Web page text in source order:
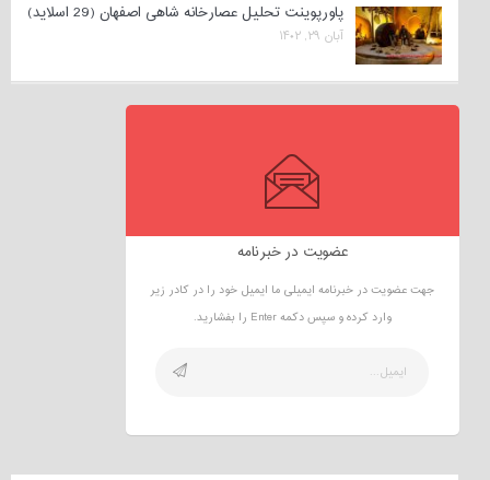
پاورپوینت تحلیل عصارخانه شاهی اصفهان (29 اسلاید)
آبان ۲۹, ۱۴۰۲
عضویت در خبرنامه
جهت عضویت در خبرنامه ایمیلی ما ایمیل خود را در کادر زیر
وارد کرده و سپس دکمه Enter را بفشارید.